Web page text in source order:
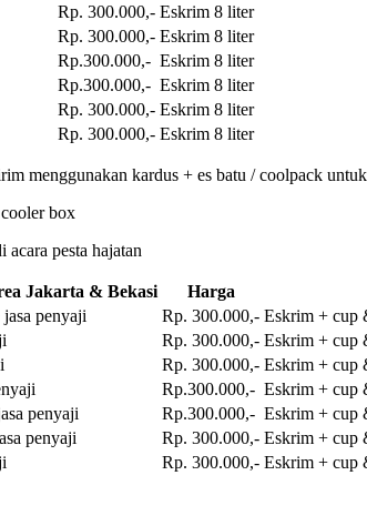
Rp. 300.000,- Eskrim 8 liter
Rp. 300.000,- Eskrim 8 liter
Rp.300.000,- Eskrim 8 liter
Rp.300.000,- Eskrim 8 liter
Rp. 300.000,- Eskrim 8 liter
Rp. 300.000,- Eskrim 8 liter
menggunakan kardus + es batu / coolpack
pesta hajatan
Jakarta & Bekasi Harga
penyaji
Rp. 300.000,- Eskrim + cup
Rp. 300.000,- Eskrim + cup
Rp. 300.000,- Eskrim + cup
Rp.300.000,- Eskrim + cup
penyaji
Rp.300.000,- Eskrim + cup
penyaji
Rp. 300.000,- Eskrim + cup
Rp. 300.000,- Eskrim + cup